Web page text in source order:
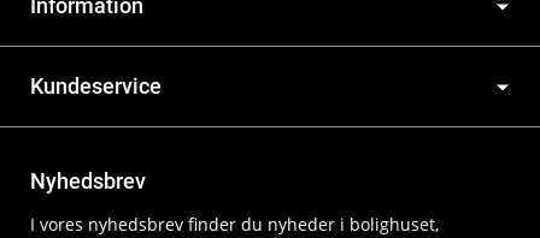
Information
Kundeservice
Nyhedsbrev
I vores nyhedsbrev finder du nyheder i bolighuset,